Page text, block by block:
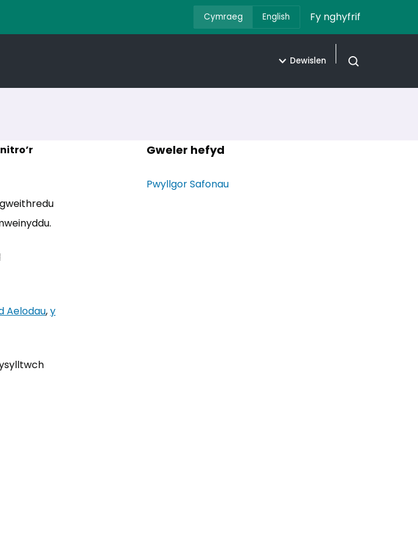
Cymraeg English Fy nghyfrif
Dewislen
Agor chwilio
Aelodau(yn agor mewn tab newydd)
,y
Gweler hefyd
Pwyllgor Safonau